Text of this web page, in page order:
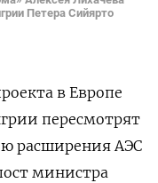
Петера Сийярто
в Европе
пересмотрят
расширения АЭС
министра